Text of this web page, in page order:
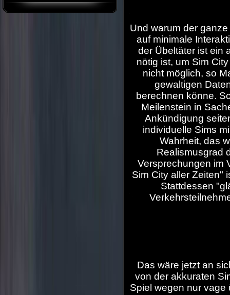
Und warum der
auf minimale
der Übeltäter ist ein
nötig ist, um Sim
nicht möglich, so
gewaltigen
berechnen könne.
Meilenstein in
Ankündigung
individuelle Sims
Wahrheit, das
Realismusgrad
Versprechungen im
Sim City aller Zeiten"
Stattdessen
Das wäre jetzt an
von der akkuraten
Spiel wegen nur vage